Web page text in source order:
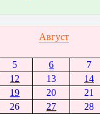
Август
5 6 7
12 13 14
19 20 21
26 27 28